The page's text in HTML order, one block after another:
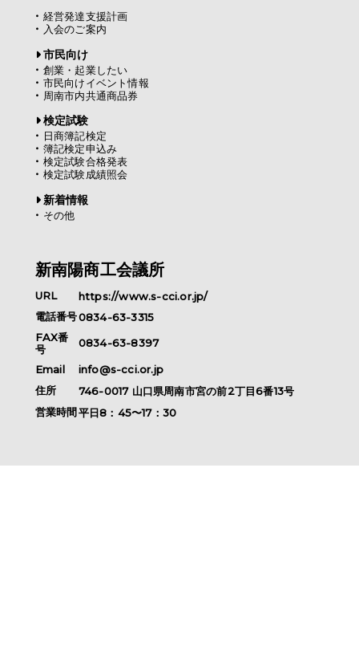
経営発達支援計画
入会のご案内
市民向け
創業・起業したい
市民向けイベント情報
周南市内共通商品券
検定試験
日商簿記検定
簿記検定申込み
検定試験合格発表
検定試験成績照会
新着情報
その他
新南陽商工会議所
URL
https://www.s-cci.or.jp/
電話番号0834-63-3315
FAX番
号
0834-63-8397
Email
info@s-cci.or.jp
住所
746-0017山口県周南市宮の前2丁目6番13号
営業時間平日8：45〜17：30